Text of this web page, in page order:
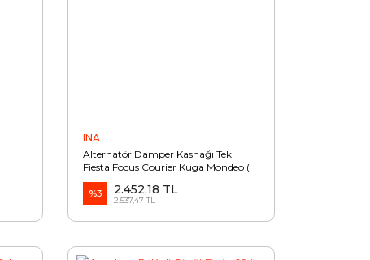
INA
Alternatör Damper Kasnağı Tek
Fiesta Focus Courier Kuga Mondeo (
INA535023610 - AV6Q10A352BA )
%3 2.452,18 TL
2.537,47 TL